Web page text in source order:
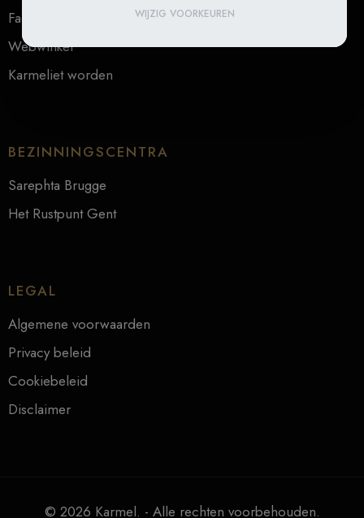
Faq
Webwinkel
Karmeliet worden
BEZINNINGSCENTRA
Sarephta Brugge
Het Rustpunt Gent
LEGAL
Algemene voorwaarden
Privacy beleid
Cookiebeleid
Disclaimer
© 2026 Karmel. - Alle rechten voorbehouden.
WIJZIG VOORKEUREN